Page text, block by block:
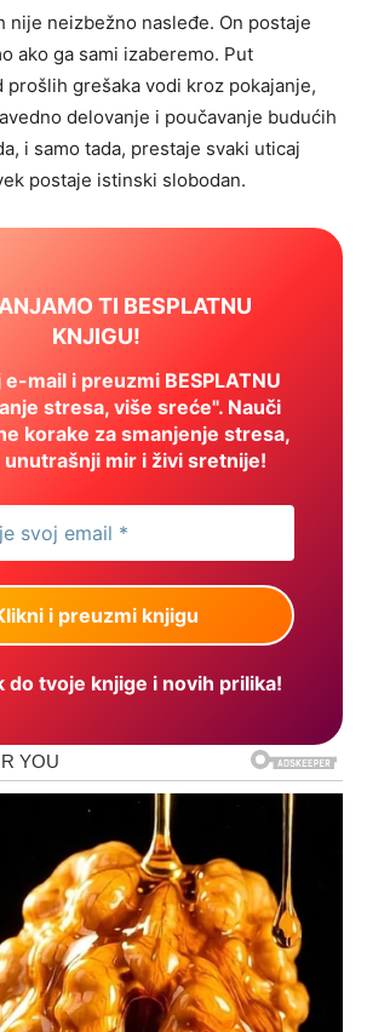
nije neizbežno nasleđe. On postaje
ako ga sami izaberemo. Put
prošlih grešaka vodi kroz pokajanje,
delovanje i poučavanje budućih
i samo tada, prestaje svaki uticaj
postaje istinski slobodan.
TI BESPLATNU
KNJIGU!
mail i preuzmi BESPLATNU
stresa, više sreće". Nauči
korake za smanjenje stresa,
unutrašnji mir i živi sretnije!
do tvoje knjige i novih prilika!